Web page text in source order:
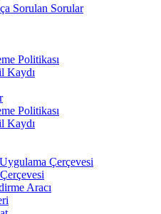
Sorulan Sorular
Politikası
Kaydı
Politikası
Kaydı
Çerçevesi
Aracı